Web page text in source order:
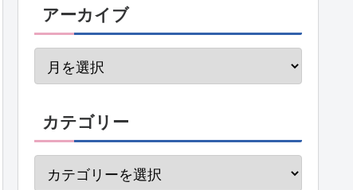
アーカイブ
カテゴリー